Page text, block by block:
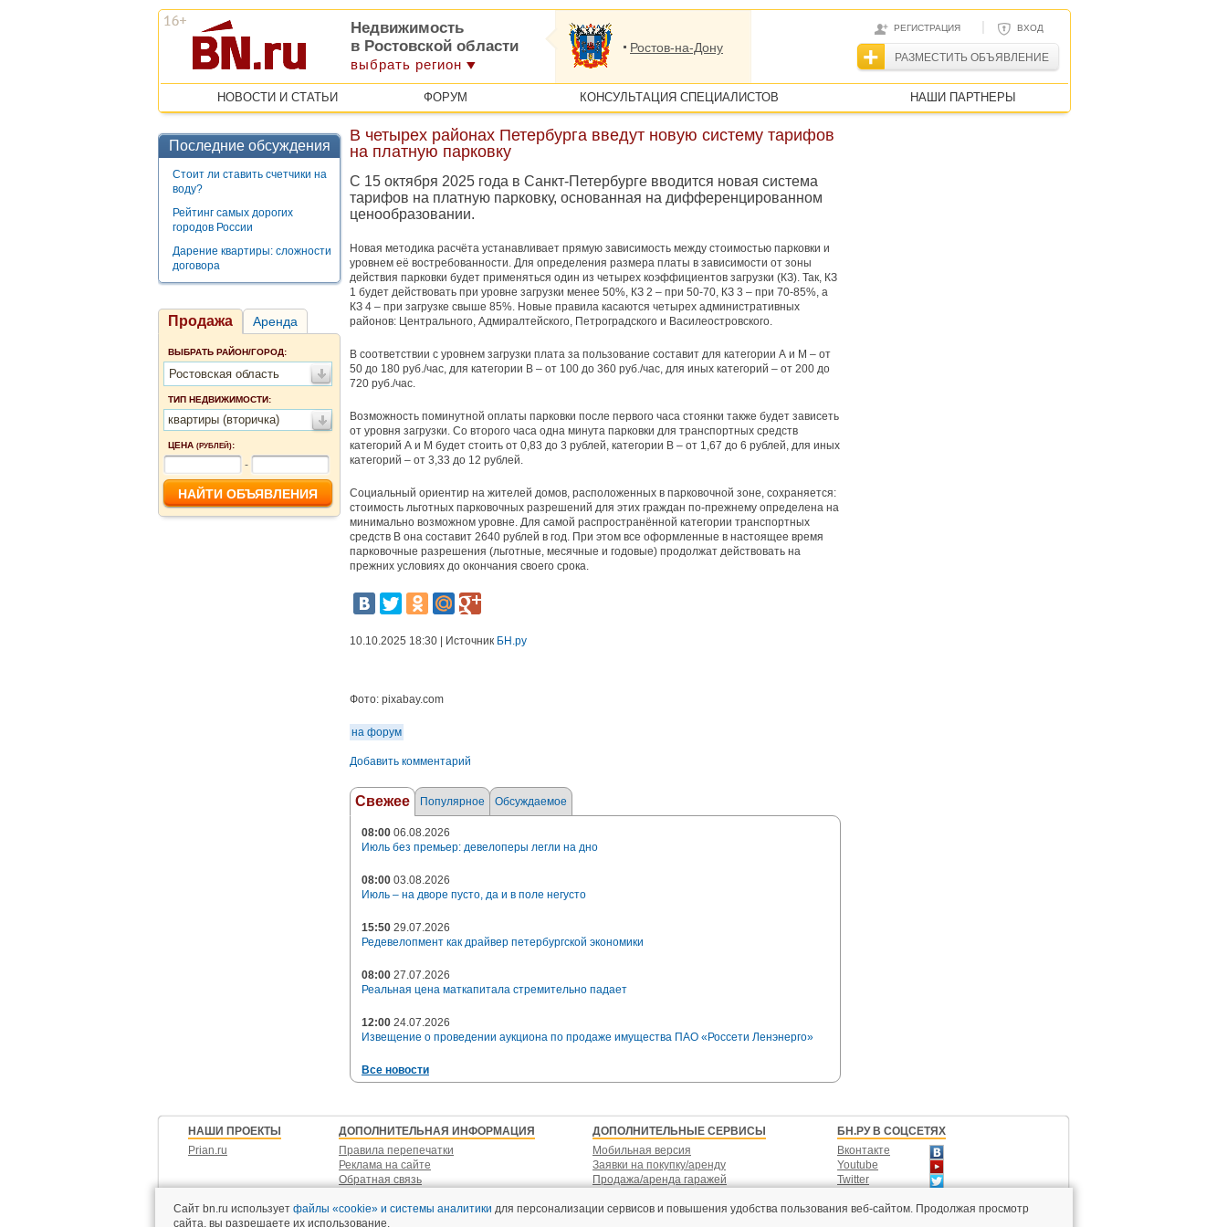
РЕГИСТРАЦИЯ | ВХОД
РАЗМЕСТИТЬ ОБЪЯВЛЕНИЕ
Недвижимость
в Ростовской области
выбрать регион
Ростов-на-Дону
НОВОСТИ И СТАТЬИ ФОРУМ КОНСУЛЬТАЦИЯ СПЕЦИАЛИСТОВ НАШИ ПАРТНЕРЫ
Последние обсуждения
Стоит ли ставить счетчики на
воду?
Рейтинг самых дорогих
городов России
Дарение квартиры: сложности
договора
Продажа Аренда
ВЫБРАТЬ РАЙОН/ГОРОД:
Ростовская область
ТИП НЕДВИЖИМОСТИ:
квартиры (вторичка)
ЦЕНА (РУБЛЕЙ):
-
В четырех районах Петербурга введут новую систему тарифов
на платную парковку
С 15 октября 2025 года в Санкт-Петербурге вводится новая система
тарифов на платную парковку, основанная на дифференцированном
ценообразовании.
Новая методика расчёта устанавливает прямую зависимость между стоимостью парковки и
уровнем её востребованности. Для определения размера платы в зависимости от зоны
действия парковки будет применяться один из четырех коэффициентов загрузки (КЗ). Так, КЗ
1 будет действовать при уровне загрузки менее 50%, КЗ 2 – при 50-70, КЗ 3 – при 70-85%, а
КЗ 4 – при загрузке свыше 85%. Новые правила касаются четырех административных
районов: Центрального, Адмиралтейского, Петроградского и Василеостровского.
В соответствии с уровнем загрузки плата за пользование составит для категории А и М – от
50 до 180 руб./час, для категории В – от 100 до 360 руб./час, для иных категорий – от 200 до
720 руб./час.
Возможность поминутной оплаты парковки после первого часа стоянки также будет зависеть
от уровня загрузки. Со второго часа одна минута парковки для транспортных средств
категорий А и М будет стоить от 0,83 до 3 рублей, категории В – от 1,67 до 6 рублей, для иных
категорий – от 3,33 до 12 рублей.
Социальный ориентир на жителей домов, расположенных в парковочной зоне, сохраняется:
стоимость льготных парковочных разрешений для этих граждан по-прежнему определена на
минимально возможном уровне. Для самой распространённой категории транспортных
средств В она составит 2640 рублей в год. При этом все оформленные в настоящее время
парковочные разрешения (льготные, месячные и годовые) продолжат действовать на
прежних условиях до окончания своего срока.
10.10.2025 18:30 | Источник БН.ру
Фото: pixabay.com
на форум
Добавить комментарий
Свежее Популярное Обсуждаемое
08:00 06.08.2026
Июль без премьер: девелоперы легли на дно
08:00 03.08.2026
Июль – на дворе пусто, да и в поле негусто
15:50 29.07.2026
Редевелопмент как драйвер петербургской экономики
08:00 27.07.2026
Реальная цена маткапитала стремительно падает
12:00 24.07.2026
Извещение о проведении аукциона по продаже имущества ПАО «Россети Ленэнерго»
Все новости
НАШИ ПРОЕКТЫ
Prian.ru
ДОПОЛНИТЕЛЬНАЯ ИНФОРМАЦИЯ
Правила перепечатки
Реклама на сайте
Обратная связь
ДОПОЛНИТЕЛЬНЫЕ СЕРВИСЫ
Мобильная версия
Заявки на покупку/аренду
Продажа/аренда гаражей
БН.РУ В СОЦСЕТЯХ
Вконтакте
Youtube
Twitter
Сайт bn.ru использует файлы «cookie» и системы аналитики для персонализации сервисов и повышения удобства пользования веб-сайтом. Продолжая просмотр
сайта, вы разрешаете их использование.